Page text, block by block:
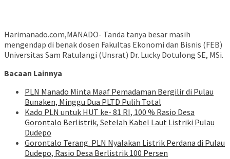
Harimanado.com,MANADO- Tanda tanya besar masih
mengendap di benak dosen Fakultas Ekonomi dan Bisnis (FEB)
Universitas Sam Ratulangi (Unsrat) Dr. Lucky Dotulong SE, MSi.
Bacaan Lainnya
PLN Manado Minta Maaf Pemadaman Bergilir di Pulau
Bunaken, Minggu Dua PLTD Pulih Total
Kado PLN untuk HUT ke- 81 RI, 100 % Rasio Desa
Gorontalo Berlistrik, Setelah Kabel Laut Listriki Pulau
Dudepo
Gorontalo Terang. PLN Nyalakan Listrik Perdana di Pulau
Dudepo, Rasio Desa Berlistrik 100 Persen